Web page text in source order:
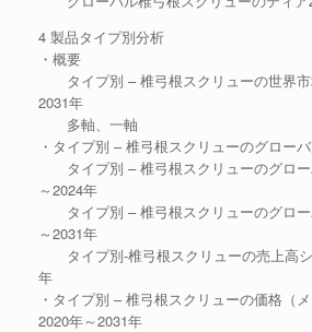
4 製品タイプ別分析
・概要
タイプ別 – 椎弓根スクリューの世界市
2031年
多軸、一軸
・タイプ別 – 椎弓根スクリューのグロー
タイプ別 – 椎弓根スクリューのグロー
～2024年
タイプ別 – 椎弓根スクリューのグロー
～2031年
タイプ別-椎弓根スクリューの売上高シ
年
・タイプ別 – 椎弓根スクリューの価格（メ
2020年～2031年